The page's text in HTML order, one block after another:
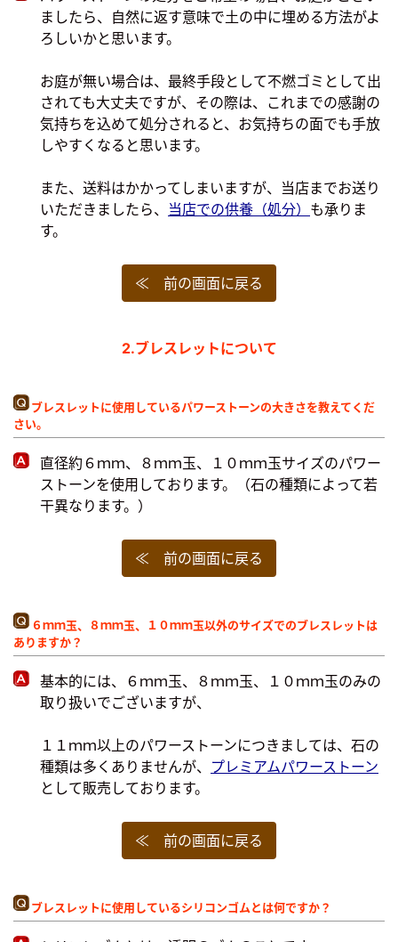
ましたら、自然に返す意味で土の中に埋める方法がよ
ろしいかと思います。
お庭が無い場合は、最終手段として不燃ゴミとして出
されても大丈夫ですが、その際は、これまでの感謝の
気持ちを込めて処分されると、お気持ちの面でも手放
しやすくなると思います。
また、送料はかかってしまいますが、当店までお送り
いただきましたら、 当店での供養（処分） も承りま
す。
≪ 前の画面に戻る
2.ブレスレットについて
ブレスレットに使用しているパワーストーンの大きさを教えてくだ
さい。
直径約６ｍｍ、８ｍｍ玉、１０ｍｍ玉サイズのパワー
ストーンを使用しております。（石の種類によって若
干異なります。）
≪ 前の画面に戻る
６ｍｍ玉、８ｍｍ玉、１０ｍｍ玉以外のサイズでのブレスレットは
ありますか？
基本的には、６ｍｍ玉、８ｍｍ玉、１０ｍｍ玉のみの
取り扱いでございますが、
１１ｍｍ以上のパワーストーンにつきましては、石の
種類は多くありませんが、 プレミアムパワーストーン
として販売しております。
≪ 前の画面に戻る
ブレスレットに使用しているシリコンゴムとは何ですか？